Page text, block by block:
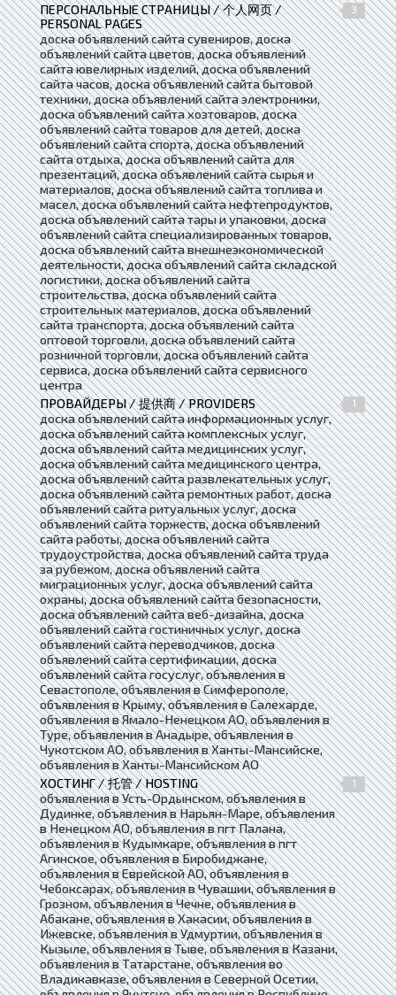
ПЕРСОНАЛЬНЫЕ СТРАНИЦЫ / 个人网页 /
PERSONAL PAGES
3
доска объявлений сайта сувениров, доска
объявлений сайта цветов, доска объявлений
сайта ювелирных изделий, доска объявлений
сайта часов, доска объявлений сайта бытовой
техники, доска объявлений сайта электроники,
доска объявлений сайта хозтоваров, доска
объявлений сайта товаров для детей, доска
объявлений сайта спорта, доска объявлений
сайта отдыха, доска объявлений сайта для
презентаций, доска объявлений сайта сырья и
материалов, доска объявлений сайта топлива и
масел, доска объявлений сайта нефтепродуктов,
доска объявлений сайта тары и упаковки, доска
объявлений сайта специализированных товаров,
доска объявлений сайта внешнеэкономической
деятельности, доска объявлений сайта складской
логистики, доска объявлений сайта
строительства, доска объявлений сайта
строительных материалов, доска объявлений
сайта транспорта, доска объявлений сайта
оптовой торговли, доска объявлений сайта
розничной торговли, доска объявлений сайта
сервиса, доска объявлений сайта сервисного
центра
ПРОВАЙДЕРЫ / 提供商 / PROVIDERS
1
доска объявлений сайта информационных услуг,
доска объявлений сайта комплексных услуг,
доска объявлений сайта медицинских услуг,
доска объявлений сайта медицинского центра,
доска объявлений сайта развлекательных услуг,
доска объявлений сайта ремонтных работ, доска
объявлений сайта ритуальных услуг, доска
объявлений сайта торжеств, доска объявлений
сайта работы, доска объявлений сайта
трудоустройства, доска объявлений сайта труда
за рубежом, доска объявлений сайта
миграционных услуг, доска объявлений сайта
охраны, доска объявлений сайта безопасности,
доска объявлений сайта веб-дизайна, доска
объявлений сайта гостиничных услуг, доска
объявлений сайта переводчиков, доска
объявлений сайта сертификации, доска
объявлений сайта госуслуг, объявления в
Севастополе, объявления в Симферополе,
объявления в Крыму, объявления в Салехарде,
объявления в Ямало-Ненецком АО, объявления в
Туре, объявления в Анадыре, объявления в
Чукотском АО, объявления в Ханты-Мансийске,
объявления в Ханты-Мансийском АО
ХОСТИНГ / 托管 / HOSTING
1
объявления в Усть-Ордынском, объявления в
Дудинке, объявления в Нарьян-Маре, объявления
в Ненецком АО, объявления в пгт Палана,
объявления в Кудымкаре, объявления в пгт
Агинское, объявления в Биробиджане,
объявления в Еврейской АО, объявления в
Чебоксарах, объявления в Чувашии, объявления в
Грозном, объявления в Чечне, объявления в
Абакане, объявления в Хакасии, объявления в
Ижевске, объявления в Удмуртии, объявления в
Кызыле, объявления в Тыве, объявления в Казани,
объявления в Татарстане, объявления во
Владикавказе, объявления в Северной Осетии,